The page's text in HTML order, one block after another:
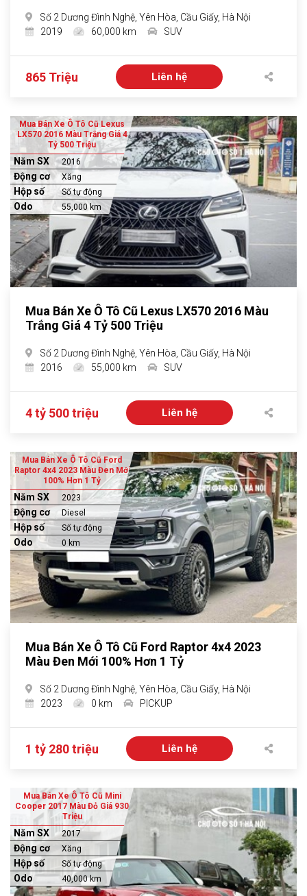
Số 2 Dương Đình Nghệ, Yên Hòa, Cầu Giấy, Hà Nội
2019
60,000 km SUV
865 Triệu Liên hệ
Mua Bán Xe Ô Tô Cũ Lexus
LX570 2016 Màu Trắng Giá 4
Tỷ 500 Triệu
Năm SX 2016
Động cơ Xăng
Hộp số Số tự động
Odo 55,000 km
Mua Bán Xe Ô Tô Cũ Lexus LX570 2016 Màu
Trắng Giá 4 Tỷ 500 Triệu
Số 2 Dương Đình Nghệ, Yên Hòa, Cầu Giấy, Hà Nội
2016
55,000 km SUV
4 tỷ 500 triệu Liên hệ
Mua Bán Xe Ô Tô Cũ Ford
Raptor 4x4 2023 Màu Đen Mới
100% Hơn 1 Tỷ
Năm SX 2023
Động cơ Diesel
Hộp số Số tự động
Odo 0 km
Mua Bán Xe Ô Tô Cũ Ford Raptor 4x4 2023
Màu Đen Mới 100% Hơn 1 Tỷ
Số 2 Dương Đình Nghệ, Yên Hòa, Cầu Giấy, Hà Nội
2023
0 km PICKUP
1 tỷ 280 triệu Liên hệ
Mua Bán Xe Ô Tô Cũ Mini
Cooper 2017 Màu Đỏ Giá 930
Triệu
Năm SX 2017
Động cơ Xăng
Hộp số Số tự động
Odo 40,000 km